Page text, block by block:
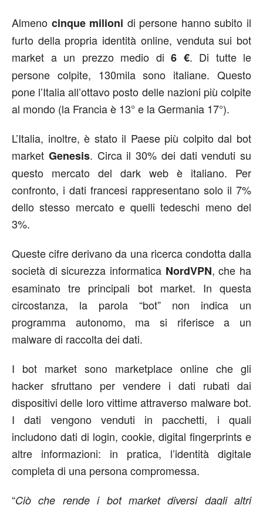
Almeno cinque milioni di persone hanno subito il
furto della propria identità online, venduta sui bot
market a un prezzo medio di 6 €. Di tutte le
persone colpite, 130mila sono italiane. Questo
pone l’Italia all’ottavo posto delle nazioni più colpite
al mondo (la Francia è 13° e la Germania 17°).
L’Italia, inoltre, è stato il Paese più colpito dal bot
market Genesis. Circa il 30% dei dati venduti su
questo mercato del dark web è italiano. Per
confronto, i dati francesi rappresentano solo il 7%
dello stesso mercato e quelli tedeschi meno del
3%.
Queste cifre derivano da una ricerca condotta dalla
società di sicurezza informatica NordVPN, che ha
esaminato tre principali bot market. In questa
circostanza, la parola “bot” non indica un
programma autonomo, ma si riferisce a un
malware di raccolta dei dati.
I bot market sono marketplace online che gli
hacker sfruttano per vendere i dati rubati dai
dispositivi delle loro vittime attraverso malware bot.
I dati vengono venduti in pacchetti, i quali
includono dati di login, cookie, digital fingerprints e
altre informazioni: in pratica, l’identità digitale
completa di una persona compromessa.
“Ciò che rende i bot market diversi dagli altri